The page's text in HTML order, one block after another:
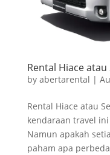
Rental Hiace atau
by abertarental |
Rental Hiace atau
kendaraan travel
Namun apakah
paham apa